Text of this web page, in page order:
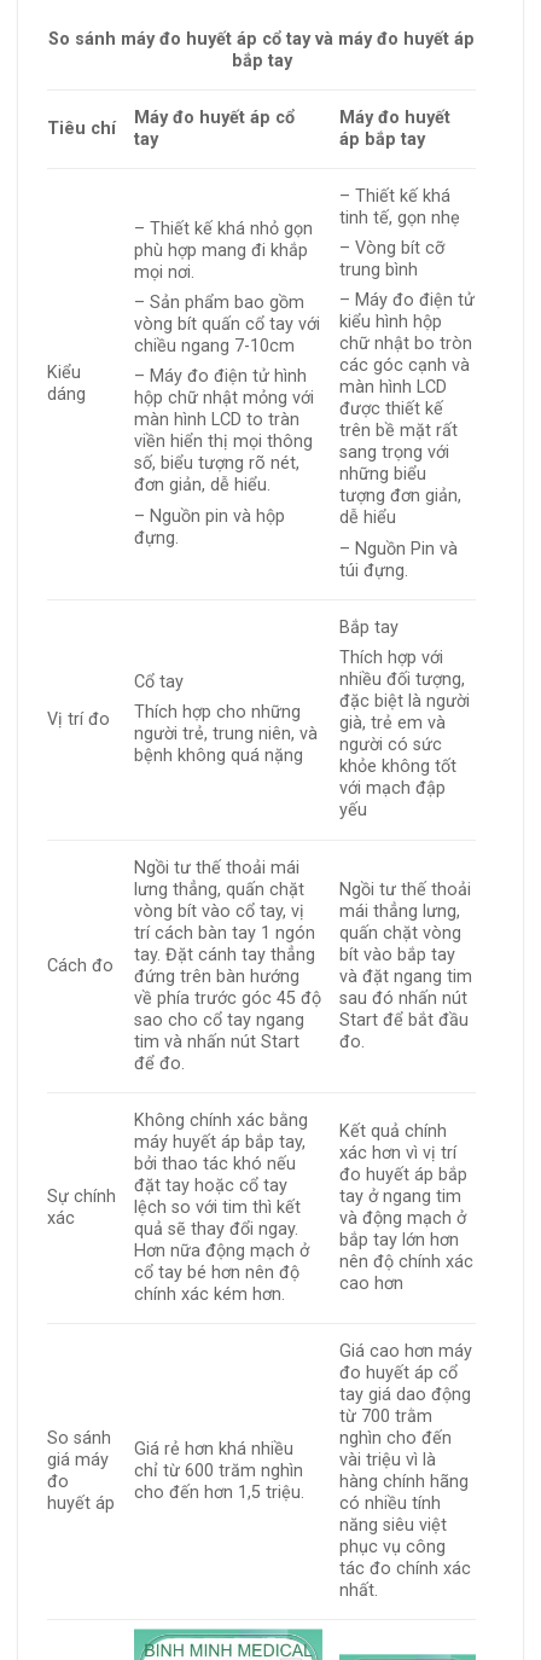
So sánh máy đo huyết áp cổ tay và máy đo huyết áp
bắp tay
Tiêu chí
Máy đo huyết áp cổ
tay
Máy đo huyết
áp bắp tay
Kiểu
dáng
– Thiết kế khá nhỏ gọn
phù hợp mang đi khắp
mọi nơi.
– Sản phẩm bao gồm
vòng bít quấn cổ tay với
chiều ngang 7-10cm
– Máy đo điện tử hình
hộp chữ nhật mỏng với
màn hình LCD to tràn
viền hiển thị mọi thông
số, biểu tượng rõ nét,
đơn giản, dễ hiểu.
– Nguồn pin và hộp
đựng.
– Thiết kế khá
tinh tế, gọn nhẹ
– Vòng bít cỡ
trung bình
– Máy đo điện tử
kiểu hình hộp
chữ nhật bo tròn
các góc cạnh và
màn hình LCD
được thiết kế
trên bề mặt rất
sang trọng với
những biểu
tượng đơn giản,
dễ hiểu
– Nguồn Pin và
túi đựng.
Vị trí đo
Cổ tay
Thích hợp cho những
người trẻ, trung niên, và
bệnh không quá nặng
Bắp tay
Thích hợp với
nhiều đối tượng,
đặc biệt là người
già, trẻ em và
người có sức
khỏe không tốt
với mạch đập
yếu
Cách đo
Ngồi tư thế thoải mái
lưng thẳng, quấn chặt
vòng bít vào cổ tay, vị
trí cách bàn tay 1 ngón
tay. Đặt cánh tay thẳng
đứng trên bàn hướng
về phía trước góc 45 độ
sao cho cổ tay ngang
tim và nhấn nút Start
để đo.
Ngồi tư thế thoải
mái thẳng lưng,
quấn chặt vòng
bít vào bắp tay
và đặt ngang tim
sau đó nhấn nút
Start để bắt đầu
đo.
Sự chính
xác
Không chính xác bằng
máy huyết áp bắp tay,
bởi thao tác khó nếu
đặt tay hoặc cổ tay
lệch so với tim thì kết
quả sẽ thay đổi ngay.
Hơn nữa động mạch ở
cổ tay bé hơn nên độ
chính xác kém hơn.
Kết quả chính
xác hơn vì vị trí
đo huyết áp bắp
tay ở ngang tim
và động mạch ở
bắp tay lớn hơn
nên độ chính xác
cao hơn
So sánh
giá máy
đo
huyết áp
Giá rẻ hơn khá nhiều
chỉ từ 600 trăm nghìn
cho đến hơn 1,5 triệu.
Giá cao hơn máy
đo huyết áp cổ
tay giá dao động
từ 700 trằm
nghìn cho đến
vài triệu vì là
hàng chính hãng
có nhiều tính
năng siêu việt
phục vụ công
tác đo chính xác
nhất.